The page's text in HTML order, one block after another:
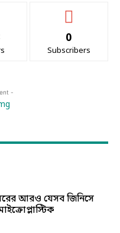
0
Subscribers
-
আরও যেসব জিনিসে